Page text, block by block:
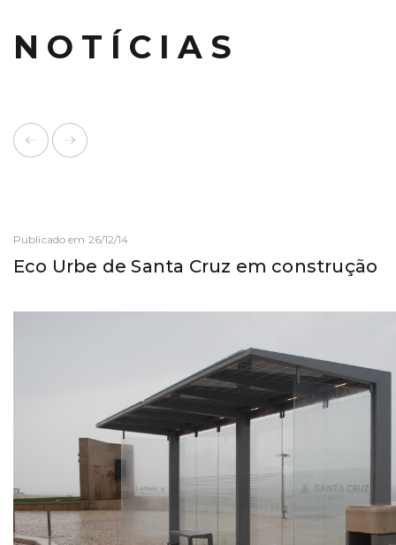
NOTÍCIAS
Publicado em 26/12/14
Eco Urbe de Santa Cruz em construção